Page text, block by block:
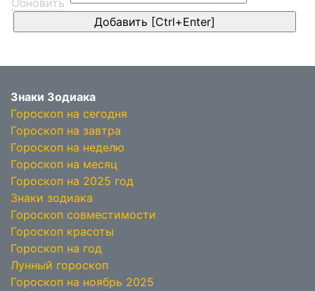
Обновить
Знаки Зодиака
Гороскоп на сегодня
Гороскоп на завтра
Гороскоп на неделю
Гороскоп на месяц
Гороскоп на 2025 год
Знаки зодиака
Гороскоп совместимости
Гороскоп красоты
Гороскоп на год
Лунный гороскоп
Гороскоп на ноябрь 2025